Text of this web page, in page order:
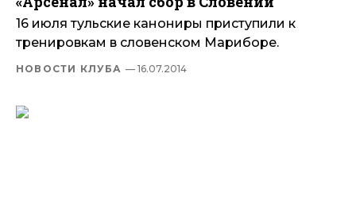
16 июля тульские канониры приступили к
тренировкам в словенском Мариборе.
НОВОСТИ КЛУБА — 16.07.2014